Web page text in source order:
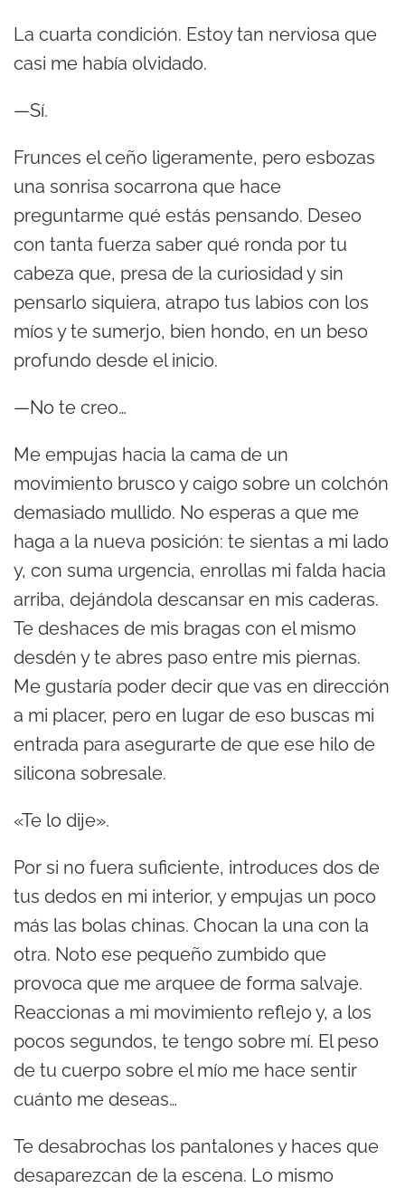
La cuarta condición. Estoy tan nerviosa que
casi me había olvidado.
—Sí.
Frunces el ceño ligeramente, pero esbozas
una sonrisa socarrona que hace
preguntarme qué estás pensando. Deseo
con tanta fuerza saber qué ronda por tu
cabeza que, presa de la curiosidad y sin
pensarlo siquiera, atrapo tus labios con los
míos y te sumerjo, bien hondo, en un beso
profundo desde el inicio.
—No te creo…
Me empujas hacia la cama de un
movimiento brusco y caigo sobre un colchón
demasiado mullido. No esperas a que me
haga a la nueva posición: te sientas a mi lado
y, con suma urgencia, enrollas mi falda hacia
arriba, dejándola descansar en mis caderas.
Te deshaces de mis bragas con el mismo
desdén y te abres paso entre mis piernas.
Me gustaría poder decir que vas en dirección
a mi placer, pero en lugar de eso buscas mi
entrada para asegurarte de que ese hilo de
silicona sobresale.
«Te lo dije».
Por si no fuera suficiente, introduces dos de
tus dedos en mi interior, y empujas un poco
más las bolas chinas. Chocan la una con la
otra. Noto ese pequeño zumbido que
provoca que me arquee de forma salvaje.
Reaccionas a mi movimiento reflejo y, a los
pocos segundos, te tengo sobre mí. El peso
de tu cuerpo sobre el mío me hace sentir
cuánto me deseas…
Te desabrochas los pantalones y haces que
desaparezcan de la escena. Lo mismo